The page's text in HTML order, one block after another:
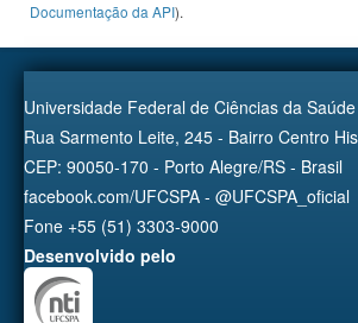
Documentação da API).
Universidade Federal de Ciências da
Rua Sarmento Leite, 245 - Bairro Centro
CEP: 90050-170 - Porto Alegre/RS - Brasil
facebook.com/UFCSPA - @UFCSPA_oficial
Fone +55 (51) 3303-9000
Desenvolvido pelo